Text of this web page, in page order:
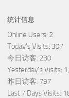
统计信息
Online Users: 2
Today's Visits: 307
今日访客: 230
Yesterday's Visits:
昨日访客: 797
Last 7 Days Visits: